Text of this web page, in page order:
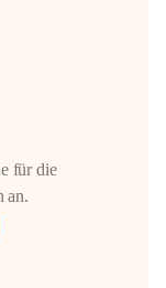
für die
an.